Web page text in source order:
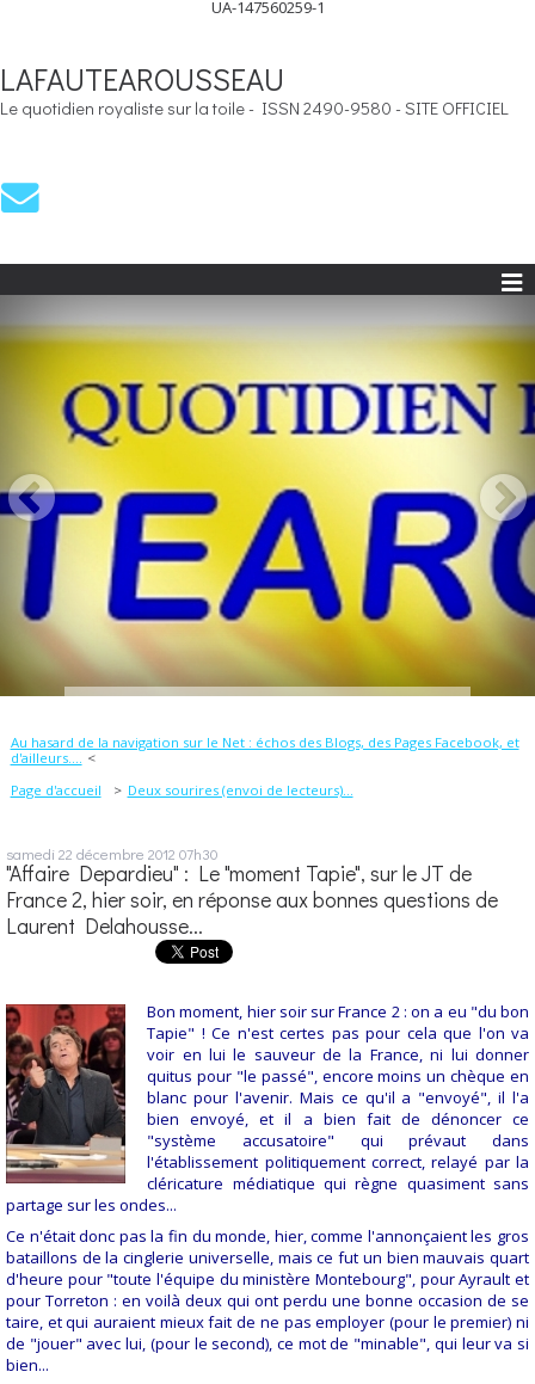
UA-147560259-1
LAFAUTEAROUSSEAU
Le quotidien royaliste sur la toile - ISSN 2490-9580 - SITE OFFICIEL
Au hasard de la navigation sur le Net : échos des Blogs, des Pages Facebook, et
d'ailleurs....
Page d'accueil
Deux sourires (envoi de lecteurs)...
samedi 22 décembre 2012 07h30
"Affaire Depardieu" : Le "moment Tapie", sur le JT de
France 2, hier soir, en réponse aux bonnes questions de
Laurent Delahousse...
Bon moment, hier soir sur France 2 : on a eu "du bon
Tapie" ! Ce n'est certes pas pour cela que l'on va
voir en lui le sauveur de la France, ni lui donner
quitus pour "le passé", encore moins un chèque en
blanc pour l'avenir. Mais ce qu'il a "envoyé", il l'a
bien envoyé, et il a bien fait de dénoncer ce
"système accusatoire" qui prévaut dans
l'établissement politiquement correct, relayé par la
cléricature médiatique qui règne quasiment sans
partage sur les ondes...
Ce n'était donc pas la fin du monde, hier, comme l'annonçaient les gros
bataillons de la cinglerie universelle, mais ce fut un bien mauvais quart
d'heure pour "toute l'équipe du ministère Montebourg", pour Ayrault et
pour Torreton : en voilà deux qui ont perdu une bonne occasion de se
taire, et qui auraient mieux fait de ne pas employer (pour le premier) ni
de "jouer" avec lui, (pour le second), ce mot de "minable", qui leur va si
bien...